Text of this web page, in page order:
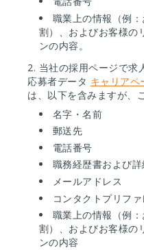
職業上の情報（例
割）、およびお客様の
ンの内容。
2. 当社の採用ページで求
応募者データ キャリアペ
は、以下を含みますが、
名字・名前
郵送先
電話番号
職務経歴書および詳
メールアドレス
コンタクトプリファ
職業上の情報（例
割）、およびお客様の
ンの内容